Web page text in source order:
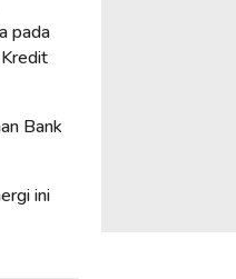
pada
Bank
ini